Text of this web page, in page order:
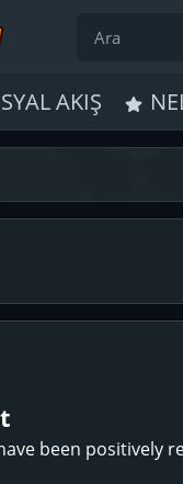
AKIŞ
been positively